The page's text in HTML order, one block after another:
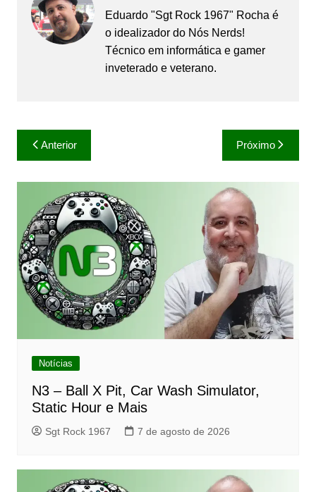
Eduardo "Sgt Rock 1967" Rocha é
o idealizador do Nós Nerds!
Técnico em informática e gamer
inveterado e veterano.
Navegação
de
Post
Anterior Próximo
Notícias
N3 – Ball X Pit, Car Wash Simulator,
Static Hour e Mais
Sgt Rock 1967 7 de agosto de 2026